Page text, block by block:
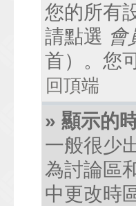
您的所有
請點選 會
首）。您
回頂端
» 顯示的
一般很少
為討論區
中更改時